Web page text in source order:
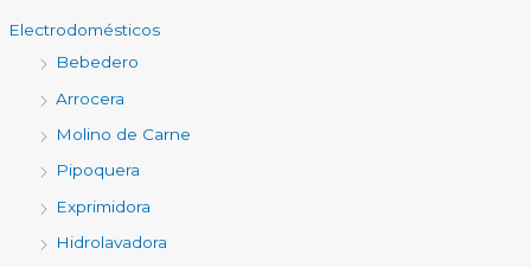
Electrodomésticos
Bebedero
Arrocera
Molino de Carne
Pipoquera
Exprimidora
Hidrolavadora